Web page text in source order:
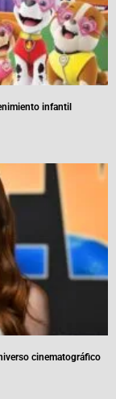
infantil
cinematográfico